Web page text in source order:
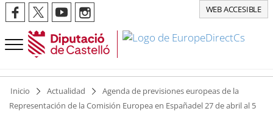
WEB ACCESIBLE
Inicio Actualidad
Agenda de previsiones europeas de la
Representación de la Comisión Europea en Españadel 27 de abril al 5